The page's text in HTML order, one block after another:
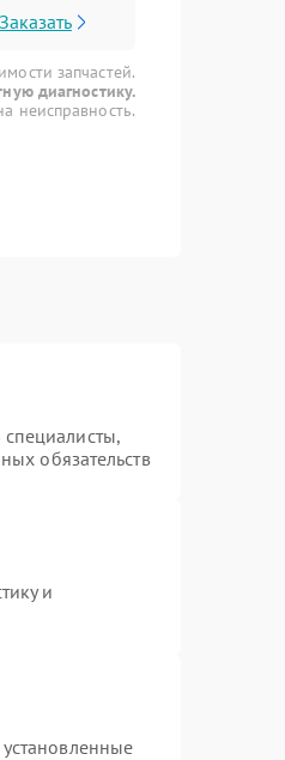
Заказать
запчастей.
диагностику.
неисправность.
обязательств
и